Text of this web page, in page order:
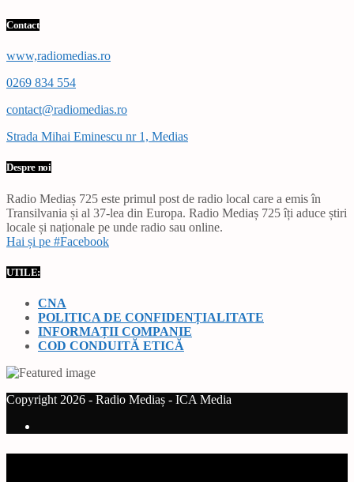
Contact
www,radiomedias.ro
0269 834 554
contact@radiomedias.ro
Strada Mihai Eminescu nr 1, Medias
Despre noi
Radio Mediaș 725 este primul post de radio local care a emis în
Transilvania și al 37-lea din Europa. Radio Mediaș 725 îți aduce știri
locale și naționale pe unde radio sau online.
Hai și pe #Facebook
UTILE:
CNA
POLITICA DE CONFIDENȚIALITATE
INFORMAȚII COMPANIE
COD CONDUITĂ ETICĂ
Copyright 2026 - Radio Mediaș - ICA Media